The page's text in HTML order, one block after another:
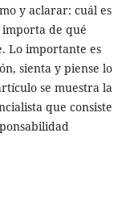
y aclarar: cuál es
importa de qué
Lo importante es
sienta y piense lo
se muestra la
que consiste